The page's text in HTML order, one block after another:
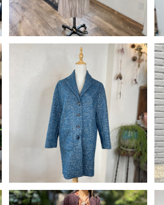
イタリア製 Virna Dro ブルー
ツイード コート
¥47,880
40%OFF